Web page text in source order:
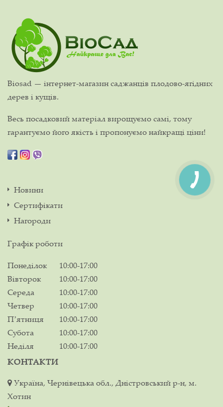
Biosad — інтернет-магазин саджанців плодово-ягідних
дерев і кущів.
Весь посадковий матеріал вирощуємо самі, тому
гарантуємо його якість і пропонуємо найкращі ціни!
Новини
Сертифікати
Нагороди
Графік роботи
Понеділок
10:00-17:00
Вівторок
10:00-17:00
Середа
10:00-17:00
Четвер
10:00-17:00
Пʼятниця
10:00-17:00
Субота
10:00-17:00
Неділя
10:00-17:00
КОНТАКТИ
Україна, Чернівецька обл., Дністровський р-н, м.
Хотин